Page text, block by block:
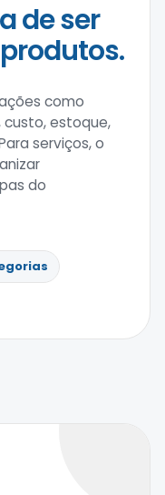
de ser
como
custo, estoque,
serviços, o
do